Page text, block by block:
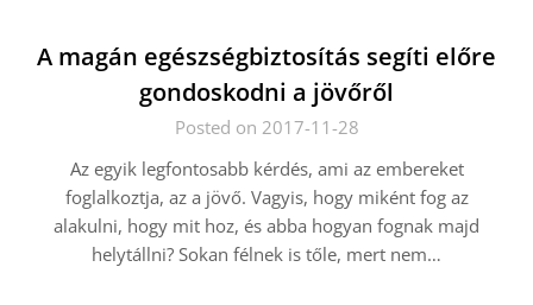
A magán egészségbiztosítás segíti előre
gondoskodni a jövőről
Posted on 2017-11-28
Az egyik legfontosabb kérdés, ami az embereket
foglalkoztja, az a jövő. Vagyis, hogy miként fog az
alakulni, hogy mit hoz, és abba hogyan fognak majd
helytállni? Sokan félnek is tőle, mert nem…